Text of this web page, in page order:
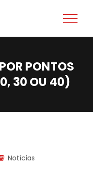
PONTOS
30 OU 40)
Notícias